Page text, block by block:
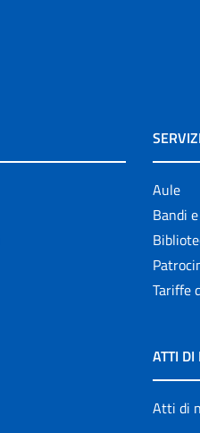
SERVIZI
Aule
Bandi
Tariffe
ATTI DI
Atti di